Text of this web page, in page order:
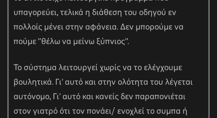
υπαγορεύει, τελικά η διάθεση του οδηγού εν
πολλοίς μένει στην αφάνεια. Δεν μπορούμε να
πούμε “θέλω να μείνω ξύπνιος”.
Το σύστημα λειτουργεί χωρίς να το ελέγχουμε
βουλητικά. Γι’ αυτό και στην ολότητα του λέγεται
αυτόνομο, Γι’ αυτό και κανείς δεν παραπονιέται
στον γιατρό ότι τον πονάει/ ενοχλεί το συμπα ή